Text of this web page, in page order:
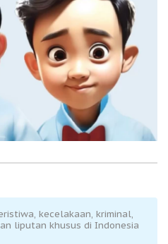
kecelakaan, kriminal,
liputan khusus di Indonesia